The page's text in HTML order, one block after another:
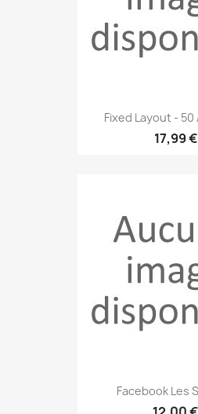
Fixed Layout -
17,99 €
Facebook Les